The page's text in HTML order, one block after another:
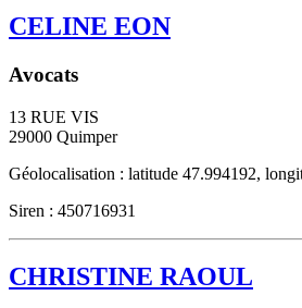
CELINE EON
Avocats
13 RUE VIS
29000 Quimper
Géolocalisation : latitude 47.994192,
Siren : 450716931
CHRISTINE RAOUL